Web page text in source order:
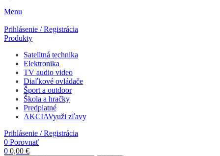
Menu
Prihlásenie / Registrácia
Produkty
Satelitná technika
Elektronika
TV audio video
Diaľkové ovládače
Šport a outdoor
Škola a hračky
Predplatné
AKCIAVyuži zľavy
Prihlásenie / Registrácia
0 Porovnať
0 0,00 €